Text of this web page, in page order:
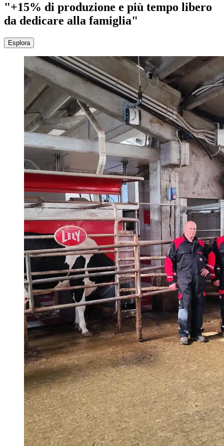
"+15% di produzione e più tempo libero
da dedicare alla famiglia"
Esplora